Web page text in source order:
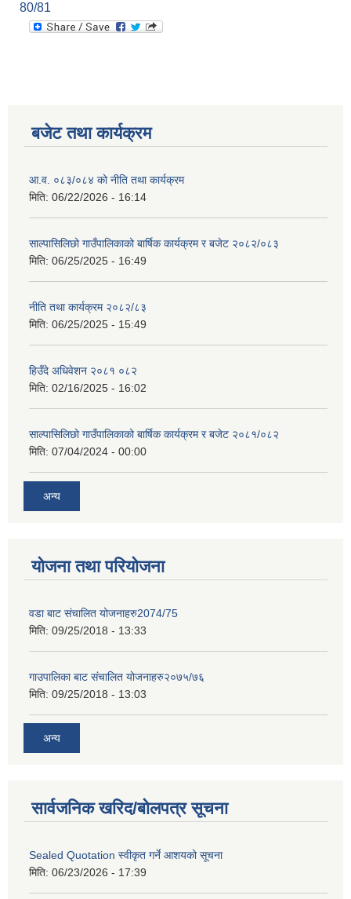
80/81
बजेट तथा कार्यक्रम
आ.व. ०८३/०८४ को नीति तथा कार्यक्रम
मिति: 06/22/2026 - 16:14
साल्पासिलिछो गाउँपालिकाको बार्षिक कार्यक्रम र बजेट २०८२/०८३
मिति: 06/25/2025 - 16:49
नीति तथा कार्यक्रम २०८२/८३
मिति: 06/25/2025 - 15:49
हिउँदे अधिवेशन २०८१ ०८२
मिति: 02/16/2025 - 16:02
साल्पासिलिछो गाउँपालिकाको बार्षिक कार्यक्रम र बजेट २०८१/०८२
मिति: 07/04/2024 - 00:00
अन्य
योजना तथा परियोजना
वडा बाट संचालित योजनाहरु2074/75
मिति: 09/25/2018 - 13:33
गाउपालिका बाट संचालित योजनाहरु२०७५/७६
मिति: 09/25/2018 - 13:03
अन्य
सार्वजनिक खरिद/बोलपत्र सूचना
Sealed Quotation स्वीकृत गर्ने आशयको सूचना
मिति: 06/23/2026 - 17:39